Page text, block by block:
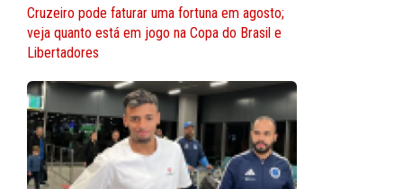
Cruzeiro pode faturar uma fortuna em agosto;
veja quanto está em jogo na Copa do Brasil e
Libertadores